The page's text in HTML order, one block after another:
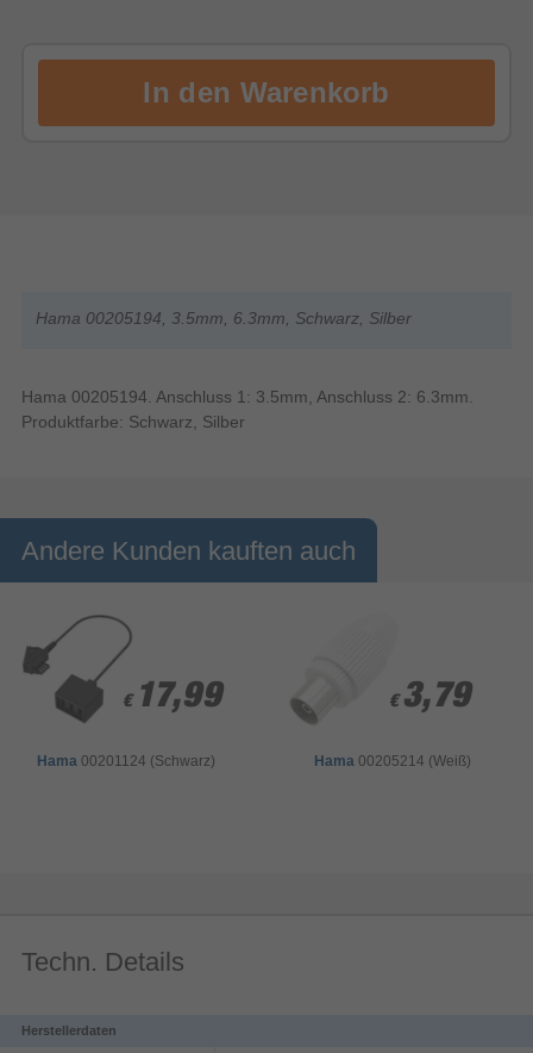
Hama 00205194, 3.5mm, 6.3mm, Schwarz, Silber
Hama 00205194. Anschluss 1: 3.5mm, Anschluss 2: 6.3mm.
Produktfarbe: Schwarz, Silber
Andere Kunden kauften auch
€ 17,99
€ 17,99
Hama 00201124 (Schwarz)
€ 3,79
€ 3,79
Hama 00205214 (Weiß)
Techn. Details
Herstellerdaten